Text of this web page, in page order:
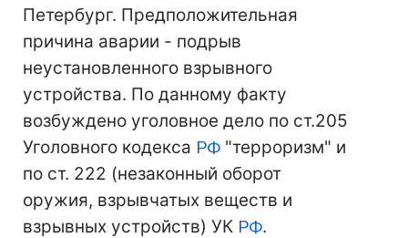
Петербург. Предположительная
причина аварии - подрыв
неустановленного взрывного
устройства. По данному факту
возбуждено уголовное дело по ст.205
Уголовного кодекса РФ "терроризм" и
по ст. 222 (незаконный оборот
оружия, взрывчатых веществ и
взрывных устройств) УК РФ.